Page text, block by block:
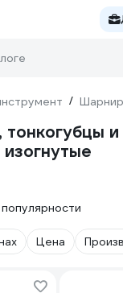
/
тонкогубцы и
Цена